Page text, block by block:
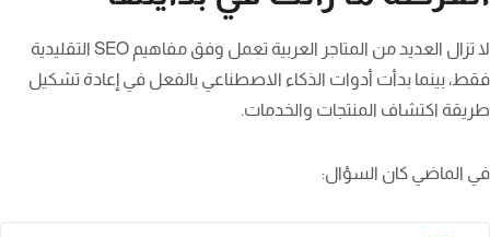
لا تزال العديد من المتاجر العربية تعمل وفق مفاهيم SEO التقليدية
فقط، بينما بدأت أدوات الذكاء الاصطناعي بالفعل في إعادة تشكيل
طريقة اكتشاف المنتجات والخدمات.
في الماضي كان السؤال: